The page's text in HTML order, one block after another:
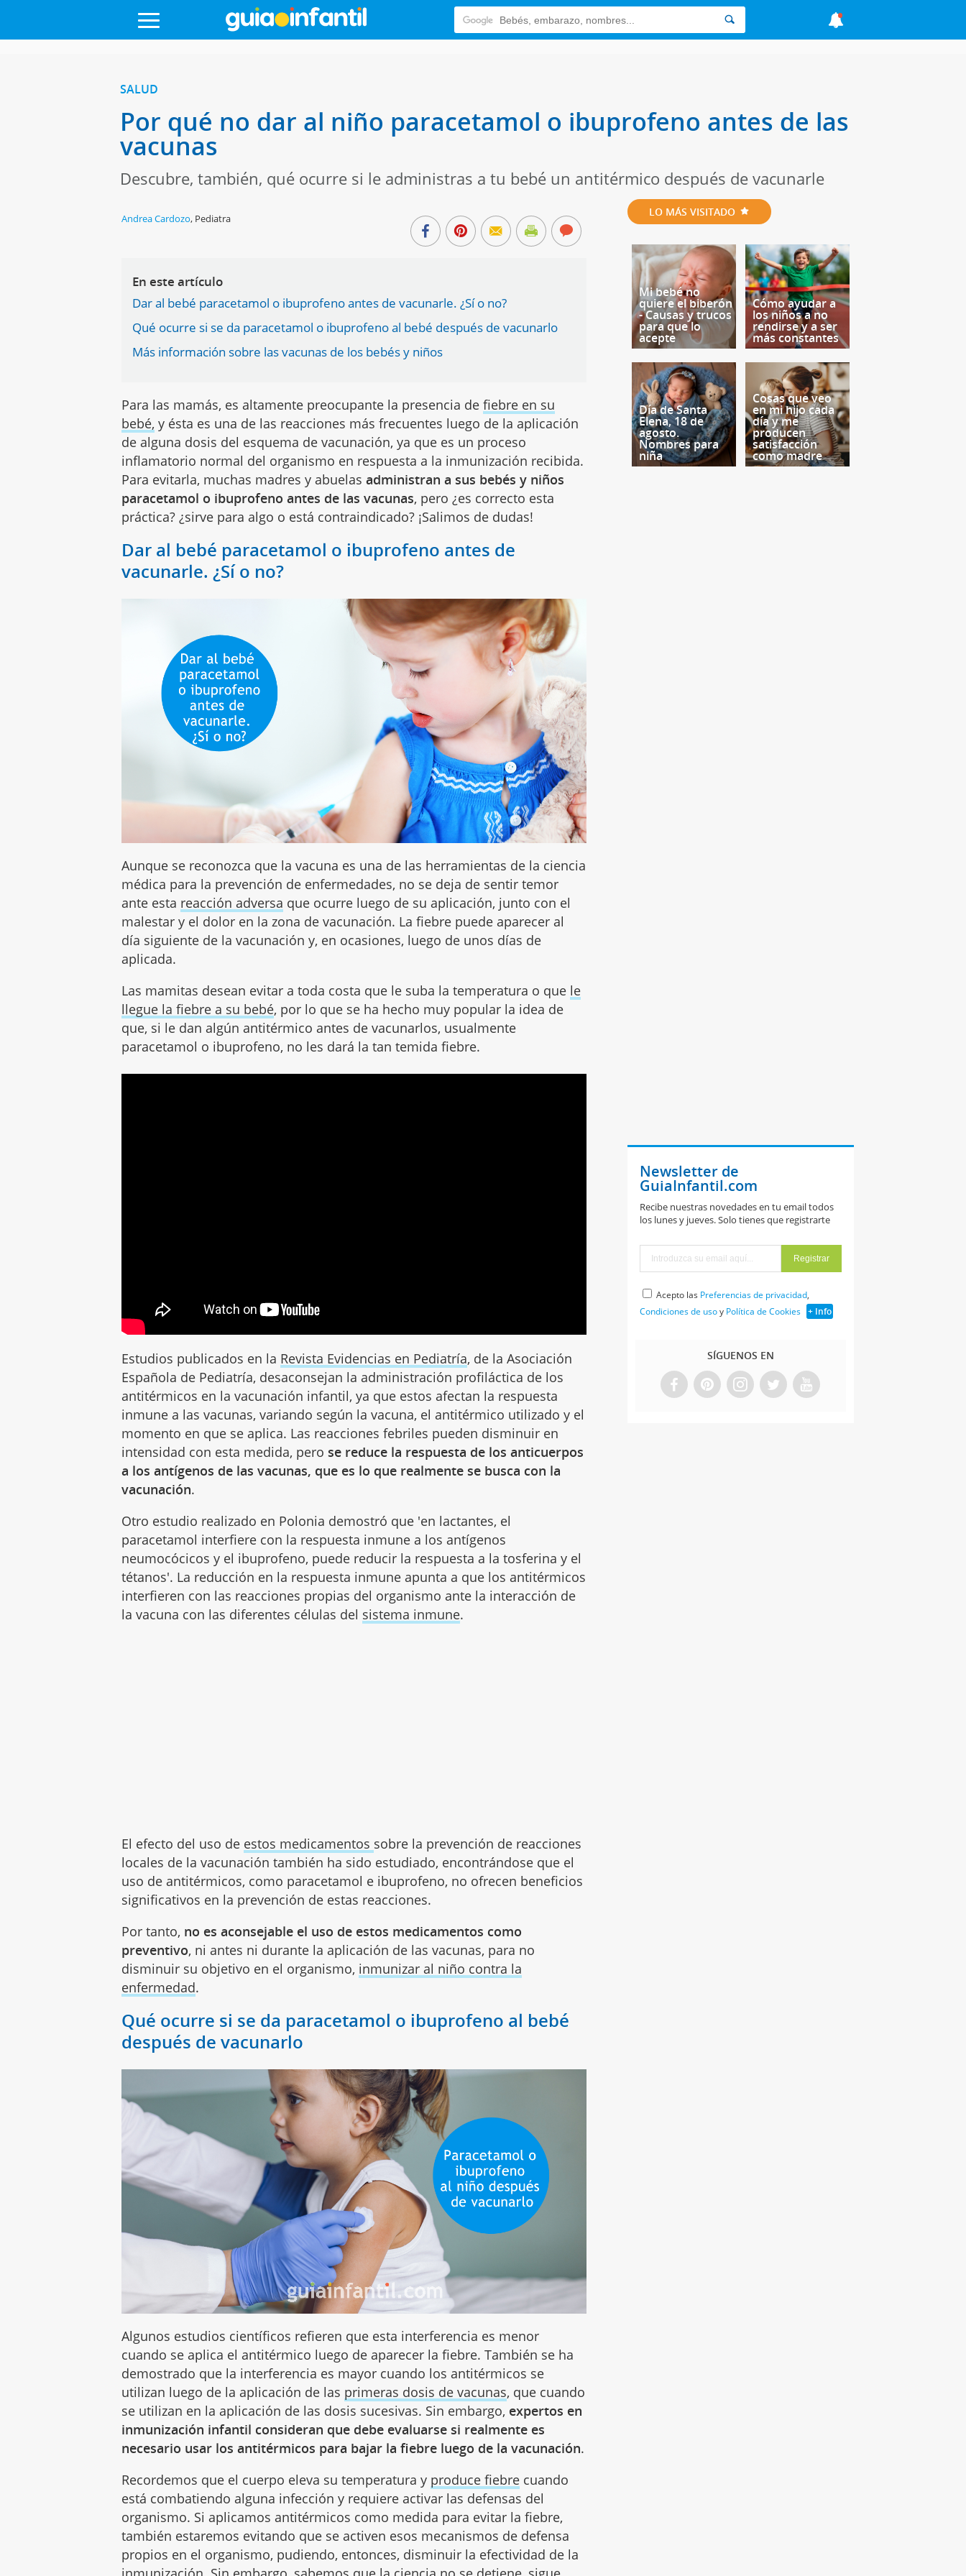
SALUD
Por qué no dar al niño paracetamol o ibuprofeno antes de las
vacunas
Descubre, también, qué ocurre si le administras a tu bebé un antitérmico después de vacunarle
Andrea Cardozo, Pediatra
En este artículo
Dar al bebé paracetamol o ibuprofeno antes de vacunarle. ¿Sí o no?
Qué ocurre si se da paracetamol o ibuprofeno al bebé después de vacunarlo
Más información sobre las vacunas de los bebés y niños
Para las mamás, es altamente preocupante la presencia defiebre en su
bebé, y ésta es una de las reacciones más frecuentes luego de la aplicación
de alguna dosis del esquema de vacunación, ya que es un proceso
inflamatorio normal del organismo en respuesta a la inmunización recibida.
Para evitarla, muchas madres y abuelasadministran a sus bebés y niños
paracetamol o ibuprofeno antes de las vacunas, pero ¿es correcto esta
práctica? ¿sirve para algo o está contraindicado? ¡Salimos de dudas!
Dar al bebé paracetamol o ibuprofeno antes de
vacunarle. ¿Sí o no?
Aunque se reconozca que la vacuna es una de las herramientas de la ciencia
médica para la prevención de enfermedades, no se deja de sentir temor
ante esta reacción adversa que ocurre luego de su aplicación, junto con el
malestar y el dolor en la zona de vacunación. La fiebre puede aparecer al
día siguiente de la vacunación y, en ocasiones, luego de unos días de
aplicada.
Las mamitas desean evitar a toda costa que le suba la temperatura o que le
llegue la fiebre a su bebé, por lo que se ha hecho muy popular la idea de
que, si le dan algún antitérmico antes de vacunarlos, usualmente
paracetamol o ibuprofeno, no les dará la tan temida fiebre.
Estudios publicados en la Revista Evidencias en Pediatría, de la Asociación
Española de Pediatría, desaconsejan la administración profiláctica de los
antitérmicos en la vacunación infantil, ya que estos afectan la respuesta
inmune a las vacunas, variando según la vacuna, el antitérmico utilizado y el
momento en que se aplica. Las reacciones febriles pueden disminuir en
intensidad con esta medida, pero se reduce la respuesta de los anticuerpos
a los antígenos de las vacunas, que es lo que realmente se busca con la
vacunación.
Otro estudio realizado en Polonia demostró que 'en lactantes, el
paracetamol interfiere con la respuesta inmune a los antígenos
neumocócicos y el ibuprofeno, puede reducir la respuesta a la tosferina y el
tétanos'. La reducción en la respuesta inmune apunta a que los antitérmicos
interfieren con las reacciones propias del organismo ante la interacción de
la vacuna con las diferentes células del sistema inmune.
El efecto del uso de estos medicamentos sobre la prevención de reacciones
locales de la vacunación también ha sido estudiado, encontrándose que el
uso de antitérmicos, como paracetamol e ibuprofeno, no ofrecen beneficios
significativos en la prevención de estas reacciones.
Por tanto, no es aconsejable el uso de estos medicamentos como
preventivo, ni antes ni durante la aplicación de las vacunas, para no
disminuir su objetivo en el organismo, inmunizar al niño contra la
enfermedad.
Qué ocurre si se da paracetamol o ibuprofeno al bebé
después de vacunarlo
Algunos estudios científicos refieren que esta interferencia es menor
cuando se aplica el antitérmico luego de aparecer la fiebre. También se ha
demostrado que la interferencia es mayor cuando los antitérmicos se
utilizan luego de la aplicación de las primeras dosis de vacunas, que cuando
se utilizan en la aplicación de las dosis sucesivas. Sin embargo, expertos en
inmunización infantil consideran que debe evaluarse si realmente es
necesario usar los antitérmicos para bajar la fiebre luego de la vacunación.
Recordemos que el cuerpo eleva su temperatura y produce fiebre cuando
está combatiendo alguna infección y requiere activar las defensas del
organismo. Si aplicamos antitérmicos como medida para evitar la fiebre,
también estaremos evitando que se activen esos mecanismos de defensa
propios en el organismo, pudiendo, entonces, disminuir la efectividad de la
LO MÁS VISITADO
Mi bebé no
quiere el biberón
- Causas y trucos
para que lo
acepte
Cómo ayudar a
los niños a no
rendirse y a ser
más constantes
Día de Santa
Elena, 18 de
agosto.
Nombres para
niña
Cosas que veo
en mi hijo cada
día y me
producen
satisfacción
como madre
Newsletter de
GuiaInfantil.com
Recibe nuestras novedades en tu email todos
los lunes y jueves. Solo tienes que registrarte
Acepto las Preferencias de privacidad,
Condiciones de usoy Política de Cookies + Info
SÍGUENOS EN